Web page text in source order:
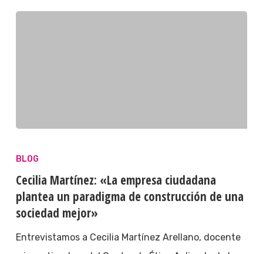
BLOG
Cecilia Martínez: «La empresa ciudadana
plantea un paradigma de construcción de una
sociedad mejor»
Entrevistamos a Cecilia Martínez Arellano, docente